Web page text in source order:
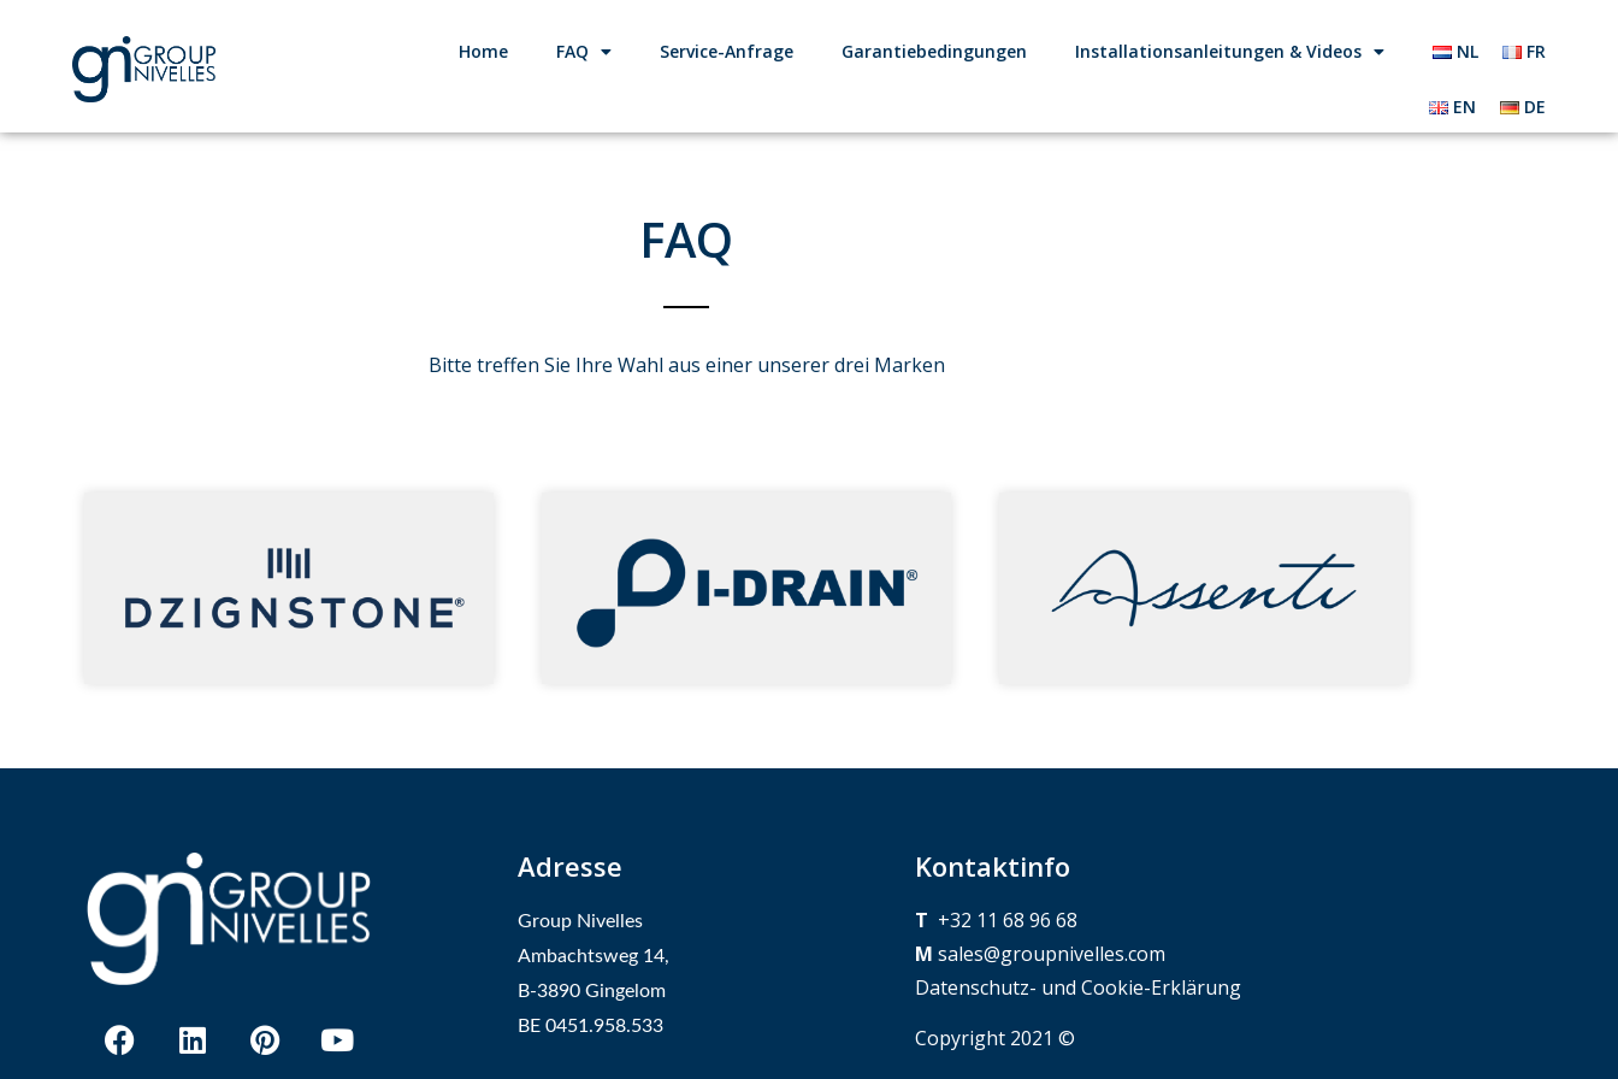
Home FAQ Service-Anfrage Garantiebedingungen Installationsanleitungen & Videos NL FR
EN DE
FAQ
Bitte treffen Sie Ihre Wahl aus einer unserer drei Marken
Adresse
Group Nivelles
Ambachtsweg 14,
B-3890 Gingelom
BE 0451.958.533
Kontaktinfo
T +32 11 68 96 68
M sales@groupnivelles.com
Datenschutz- und Cookie-Erklärung
Copyright 2021 ©